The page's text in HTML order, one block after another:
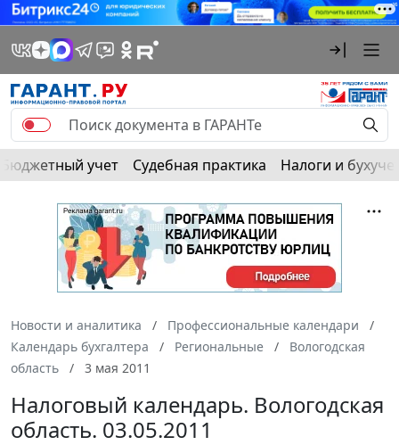
Бюджетный учет Судебная практика Налоги и
Новости и аналитика
Профессиональные календари
Календарь бухгалтера
Региональные
Вологодская
область
3 мая 2011
Налоговый календарь. Вологодская
область. 03.05.2011